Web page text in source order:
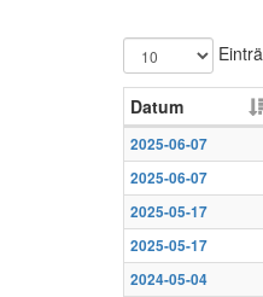
Datum
2025-06-07
2025-06-07
2025-05-17
2025-05-17
2024-05-04